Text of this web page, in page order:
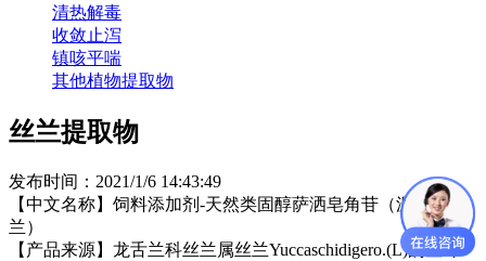
清热解毒
收敛止泻
镇咳平喘
其他植物提取物
丝兰提取物
发布时间：2021/1/6 14:43:49
【中文名称】饲料添加剂-天然类固醇萨洒皂角苷（源自丝
兰）
【产品来源】龙舌兰科丝兰属丝兰Yuccaschidigero.(L)的茎叶